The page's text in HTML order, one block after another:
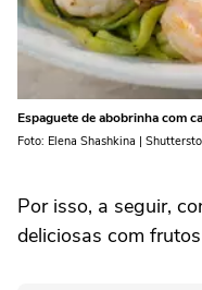
Espaguete de abobrinha com
Foto: Elena Shashkina |
Por isso, a seguir,
deliciosas com